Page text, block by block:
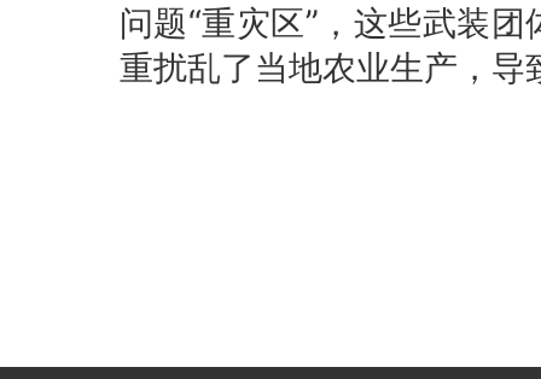
问题“重灾区”，这些武装
重扰乱了当地农业生产，